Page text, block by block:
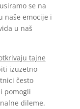
se na
naše emocije i
u naš
tajne
izuzetno
često
pomogli
dileme.